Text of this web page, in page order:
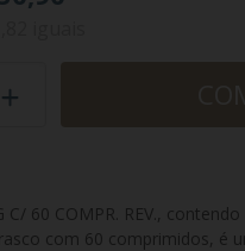
C/ 60 COMPR. REV.,
com 60 comprimidos, é